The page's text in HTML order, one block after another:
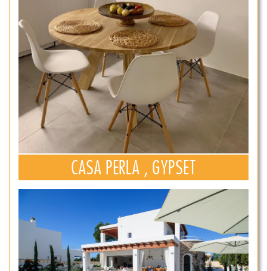
CASA PERLA , GYPSET